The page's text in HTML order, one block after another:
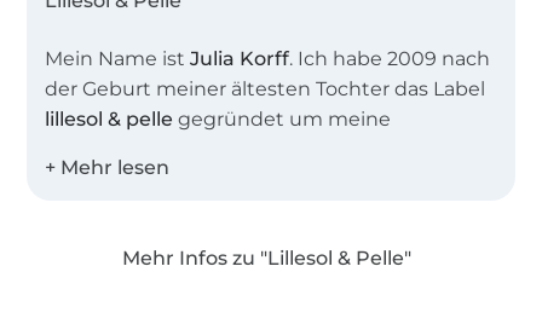
Mein Name istJulia Korff. Ich habe 2009 nach
der Geburt meiner ältesten Tochter das Label
lillesol & pelle gegründet um meine
Schnittmustern und Anleitungen mit
Schnittmuster als EBook oder
Mehr Infos zu "Lillesol & Pelle"